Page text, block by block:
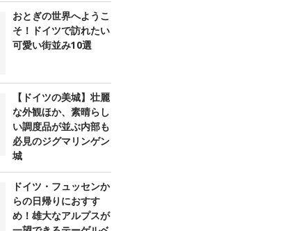
おとぎの世界へようこ
そ！ドイツで訪れたい
可愛い街並み10選
【ドイツの美城】壮麗
な外観ほか、素晴らし
い調度品が並ぶ内部も
必見のジグマリンゲン
城
ドイツ・フュッセンか
らの日帰りにおすす
め！雄大なアルプスが